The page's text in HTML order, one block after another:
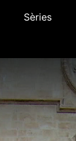
Sèries